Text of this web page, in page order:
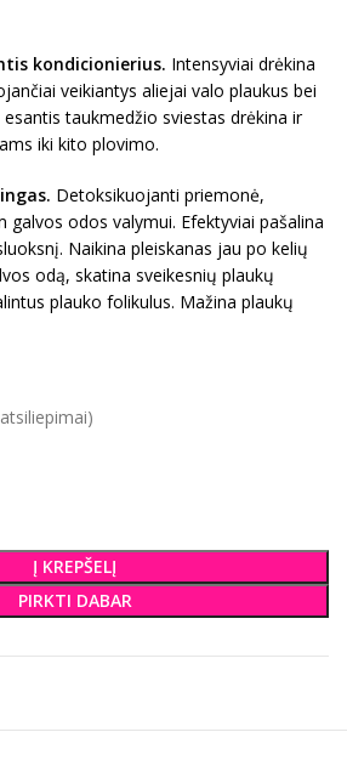
kondicionierius. Intensyviai drėkina
veikiantys aliejai valo plaukus bei
taukmedžio sviestas drėkina ir
iki kito plovimo.
Detoksikuojanti priemonė,
galvos odos valymui. Efektyviai pašalina
Naikina pleiskanas jau po kelių
odą, skatina sveikesnių plaukų
plauko folikulus. Mažina plaukų
Į KREPŠELĮ
PIRKTI DABAR